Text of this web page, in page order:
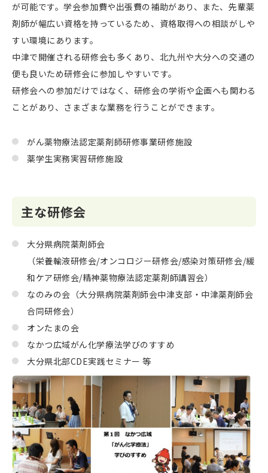
が可能です。学会参加費や出張費の補助があり、また、先輩薬
剤師が幅広い資格を持っているため、資格取得への相談がしや
すい環境にあります。
中津で開催される研修会も多くあり、北九州や大分への交通の
便も良いため研修会に参加しやすいです。
研修会への参加だけではなく、研修会の学術や企画へも関わる
ことがあり、さまざまな業務を行うことができます。
がん薬物療法認定薬剤師研修事業研修施設
薬学生実務実習研修施設
主な研修会
大分県病院薬剤師会
（栄養輸液研修会/オンコロジー研修会/感染対策研修会/緩
和ケア研修会/精神薬物療法認定薬剤師講習会）
なのみの会（大分県病院薬剤師会中津支部・中津薬剤師会
合同研修会）
オンたまの会
なかつ広域がん化学療法学びのすすめ
大分県北部CDE実践セミナー 等